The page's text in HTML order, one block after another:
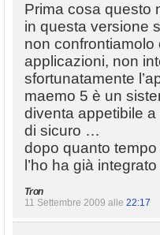
Prima cosa questo
in questa versione
non confrontiamolo
applicazioni, non
sfortunatamente
maemo 5 è un
diventa appetibile
di sicuro …
dopo quanto
l’ho ha già
Tron
11 Settembre 2009 alle 22:17